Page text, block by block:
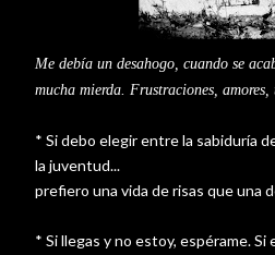
Me debía un desahogo, cuando se
mucha mierda. Frustraciones, amores,
* Si debo elegir entre la sabiduría
la juventud...
prefiero una vida de risas que una
* Si llegas y no estoy, espérame.